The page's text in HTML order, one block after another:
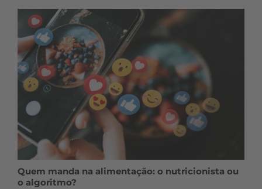
Quem manda na alimentação: o nutricionista ou
o algoritmo?